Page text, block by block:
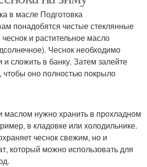
в масле Подготовка
понадобятся чистые стеклянные
и растительное масло
Чеснок необходимо
и сложить в банку. Затем залейте
чтобы оно полностью покрыло
маслом нужно хранить в прохладном
в кладовке или холодильнике.
чеснок свежим, но и
который можно использовать для